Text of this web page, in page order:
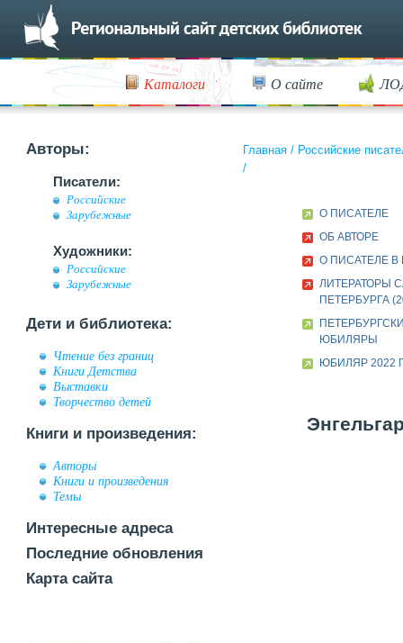
Каталоги О сайте
Авторы:
Писатели:
Российские
Зарубежные
Художники:
Российские
Зарубежные
Дети и библиотека:
Чтение без границ
Книги Детства
Выставки
Творчество детей
Книги и произведения:
Авторы
Книги и произведения
Темы
Интересные адреса
Последние обновления
Карта сайта
Главная / Российские
/
О ПИСАТЕЛЕ
ОБ АВТОРЕ
О ПИСАТЕЛЕ В
ЛИТЕРАТОРЫ
ПЕТЕРБУРГА
ЮБИЛЯРЫ
ЮБИЛЯР 2022